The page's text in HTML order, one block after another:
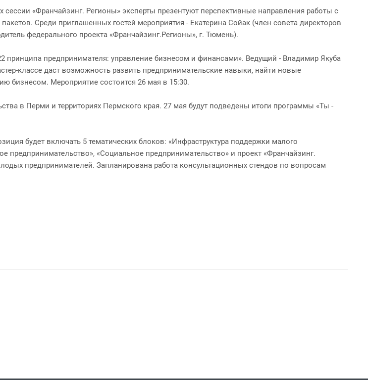
«Франчайзинг. Регионы» эксперты презентуют перспективные направления работы с
Среди приглашенных гостей мероприятия - Екатерина Сойак (член совета директоров
федерального проекта «Франчайзинг.Регионы», г. Тюмень).
принципа предпринимателя: управление бизнесом и финансами». Ведущий - Владимир Якуба
классе даст возможность развить предпринимательские навыки, найти новые
бизнесом. Мероприятие состоится 26 мая в 15:30.
в Перми и территориях Пермского края. 27 мая будут подведены итоги программы «Ты -
будет включать 5 тематических блоков: «Инфраструктура поддержки малого
«Социальное предпринимательство» и проект «Франчайзинг.
предпринимателей. Запланирована работа консультационных стендов по вопросам